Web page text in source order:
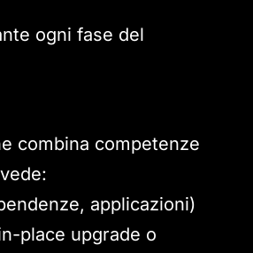
ogni fase del
combina competenze
applicazioni)
place upgrade o